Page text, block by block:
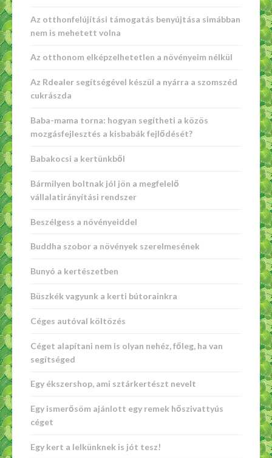
Az otthonfelújítási támogatás benyújtása simábban
nem is mehetett volna
Az otthonom elképzelhetetlen a növényeim nélkül
Az Rdealer segítségével készül a nyárra a szomszéd
cukrászda
Baba-mama torna: hogyan segítheti a közös
mozgásfejlesztés a kisbabák fejlődését?
Babakocsi a kertünkből
Bármilyen boltnak jól jön a megfelelő
vállalatirányítási rendszer
Beszélgess a növényeiddel
Buddha szobor a növények szerelmesének
Bunyó a kertészetben
Büszkék vagyunk a kerti bútorainkra
Céges autóval költözés
Céget alapítani nem is olyan nehéz, főleg, ha van
segítséged
Egy ékszershop, ami sztárkertészt nevelt
Egy ismerősöm ajánlott egy remek hőszivattyús
céget
Egy kert a lelkünknek is jót tesz!